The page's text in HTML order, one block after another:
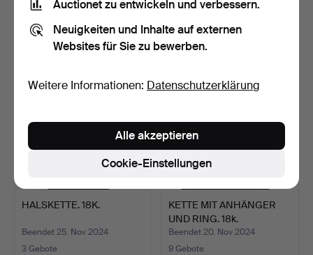
159 USD 32 USD
HALSKETTE. 18K.
Beendet 25. Nov 2024
3 Gebote
KETTE MIT ANHÄNGER
UND RING. 18k.
Beendet 20. Nov 2024
9 Gebote
Auctionet zu entwickeln und verbessern.
Neuigkeiten und Inhalte auf externen
Websites für Sie zu bewerben.
Weitere Informationen: Datenschutzerklärung
Cookie-Einstellungen
Alle akzeptieren